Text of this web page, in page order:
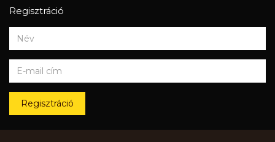
Regisztráció
Regisztráció